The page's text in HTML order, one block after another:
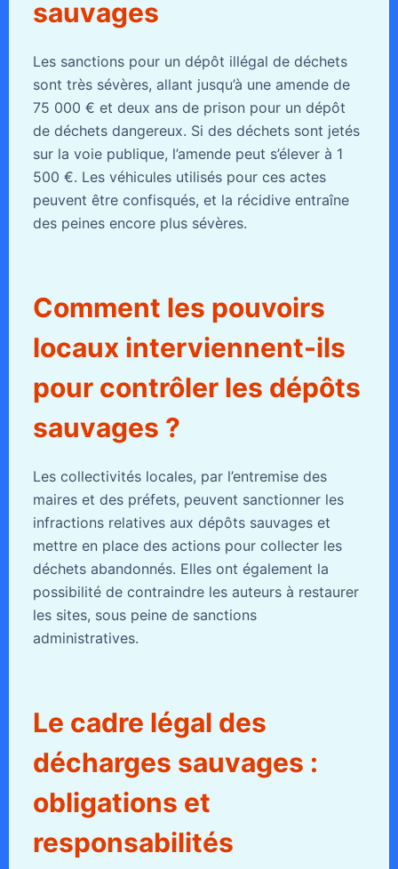
sauvages
Les sanctions pour un dépôt illégal de déchets
sont très sévères, allant jusqu’à une amende de
75 000 € et deux ans de prison pour un dépôt
de déchets dangereux. Si des déchets sont jetés
sur la voie publique, l’amende peut s’élever à 1
500 €. Les véhicules utilisés pour ces actes
peuvent être confisqués, et la récidive entraîne
des peines encore plus sévères.
Comment les pouvoirs
locaux interviennent-ils
pour contrôler les dépôts
sauvages ?
Les collectivités locales, par l’entremise des
maires et des préfets, peuvent sanctionner les
infractions relatives aux dépôts sauvages et
mettre en place des actions pour collecter les
déchets abandonnés. Elles ont également la
possibilité de contraindre les auteurs à restaurer
les sites, sous peine de sanctions
administratives.
Le cadre légal des
décharges sauvages :
obligations et
responsabilités